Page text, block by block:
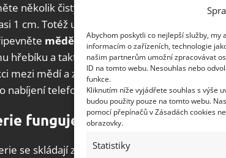
Abychom poskytli co nejlepší služby,
informacím o zařízeních, technologie
našim partnerům umožní zpracovávat
ID na tomto webu. Nesouhlas nebo
funkce.
Kliknutím níže vyjádřete souhlas s výše
budou použity pouze na tomto webu.
pomocí přepínačů v Zásadách cookies
obrazovky.
Statistiky
několik čistých měděných hřebíků a
1 cm. Totéž udělejte se zinkovými hřebíky,
měděný drát k druhému
hřebíku a takto postupujte, dokud nebudou
mezi mědí a zinkem, jež bude vyrábět
nabíjení telefonu.
funguje
se skládají ze tří částí. Mají kladnou stranu,